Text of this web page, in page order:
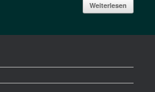
Weiterlesen